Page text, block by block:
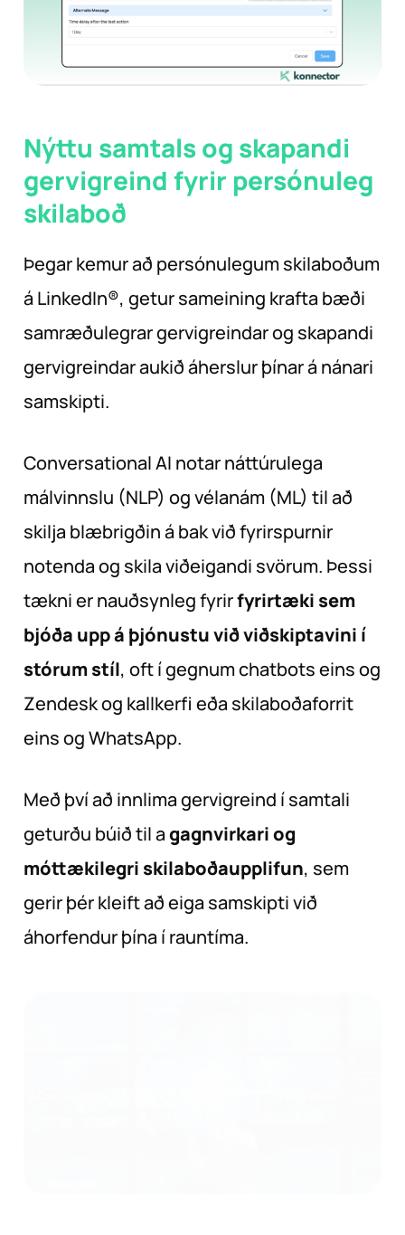
Nýttu samtals og skapandi
gervigreind fyrir persónuleg
skilaboð
Þegar kemur að persónulegum skilaboðum
á LinkedIn®, getur sameining krafta bæði
samræðulegrar gervigreindar og skapandi
gervigreindar aukið áherslur þínar á nánari
samskipti.
Conversational AI notar náttúrulega
málvinnslu (NLP) og vélanám (ML) til að
skilja blæbrigðin á bak við fyrirspurnir
notenda og skila viðeigandi svörum. Þessi
tækni er nauðsynleg fyrirfyrirtæki sem
bjóða upp á þjónustu við viðskiptavini í
stórum stíl, oft í gegnum chatbots eins og
Zendesk og kallkerfi eða skilaboðaforrit
eins og WhatsApp.
Með því að innlima gervigreind í samtali
geturðu búið til agagnvirkari og
móttækilegri skilaboðaupplifun, sem
gerir þér kleift að eiga samskipti við
áhorfendur þína í rauntíma.